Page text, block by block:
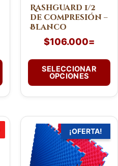
Rashguard 1/2
de compresión –
Blanco
$106.000=
SELECCIONAR
OPCIONES
pueden
elegir
en
producto
¡OFERTA!
El
precio
original
era:
El
es: